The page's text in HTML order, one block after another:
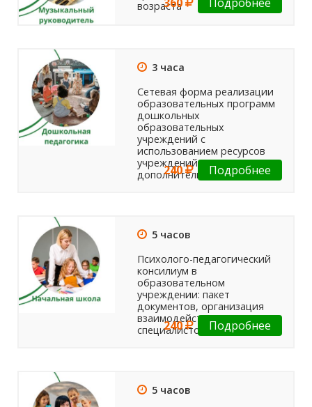
возраста
3 часа
Сетевая форма реализации
образовательных программ
дошкольных
образовательных
учреждений с
использованием ресурсов
учреждений культуры и
дополнительного...
240 Подробнее
5 часов
Психолого-педагогический
консилиум в
образовательном
учреждении: пакет
документов, организация
взаимодействия
специалистов
240 Подробнее
5 часов